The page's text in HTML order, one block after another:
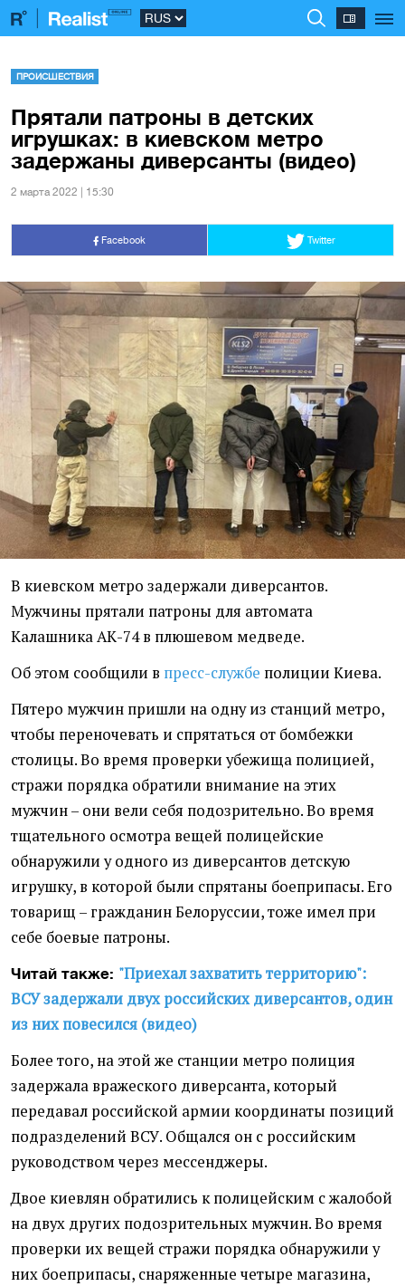
ПРОИСШЕСТВИЯ
Прятали патроны в детских
игрушках: в киевском метро
задержаны диверсанты (видео)
2 марта 2022 | 15:30
Facebook Twitter
В киевском метро задержали диверсантов.
Мужчины прятали патроны для автомата
Калашника АК-74 в плюшевом медведе.
Об этом сообщили в пресс-службе полиции Киева.
Пятеро мужчин пришли на одну из станций метро,
чтобы переночевать и спрятаться от бомбежки
столицы. Во время проверки убежища полицией,
стражи порядка обратили внимание на этих
мужчин – они вели себя подозрительно. Во время
тщательного осмотра вещей полицейские
обнаружили у одного из диверсантов детскую
игрушку, в которой были спрятаны боеприпасы. Его
товарищ – гражданин Белоруссии, тоже имел при
себе боевые патроны.
Читай также: "Приехал захватить территорию":
ВСУ задержали двух российских диверсантов, один
из них повесился (видео)
Более того, на этой же станции метро полиция
задержала вражеского диверсанта, который
передавал российской армии координаты позиций
подразделений ВСУ. Общался он с российским
руководством через мессенджеры.
Двое киевлян обратились к полицейским с жалобой
на двух других подозрительных мужчин. Во время
проверки их вещей стражи порядка обнаружили у
них боеприпасы, снаряженные четыре магазина,